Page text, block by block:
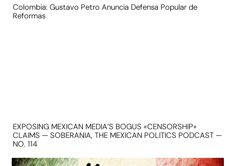
Colombia: Gustavo Petro Anuncia Defensa Popular de
Reformas
EXPOSING MEXICAN MEDIA’S BOGUS «CENSORSHIP»
CLAIMS — SOBERANIA, THE MEXICAN POLITICS PODCAST —
NO. 114